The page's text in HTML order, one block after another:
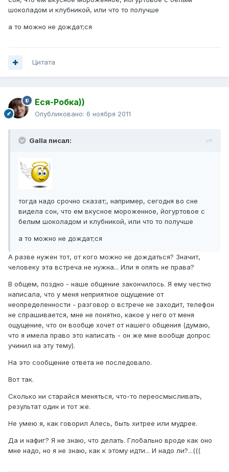
шоколадом и клубникой, или что то получше
а то можно не дождат;ся
Цитата
Еся-Робка))
Опубликовано: 6 ноября 2011
Galla писал:
тогда надо срочно сказат;, например, сегодня во сне
видела сон, что ем вкусное мороженное, йогуртовое с
белым шоколадом и клубникой, или что то получше
а то можно не дождат;ся
А разве нужен тот, от кого можно не дождаться? Значит,
человеку эта встреча не нужна... Или я опять не права?
В общем, поздно - наше общение закончилось. Я ему честно
написала, что у меня неприятное ощущение от
неопределенности - разговор о встрече не заходит, телефон
не спрашивается, мне не понятно, какое у него от меня
ощущение, что он вообще хочет от нашего общения (думаю,
что я имела право это написать - он же мне вообще допрос
учинил на эту тему).
На это сообщение ответа не последовало.
Вот так.
Сколько ни старайся меняться, что-то переосмысливать,
результат один и тот же.
Не умею я, как говорил Алесь, быть хитрее или мудрее.
Да и нафиг? Я не знаю, что делать. Глобально вроде как оно
мне надо, но я не знаю, как к этому идти... И надо ли?...(((